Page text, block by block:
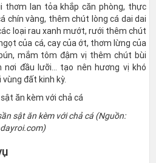
thơm lan tỏa khắp căn phòng, thực
chín vàng, thêm chút lòng cá dai dai
loại rau xanh mướt, rưới thêm chút
của cá, cay của ớt, thơm lừng của
mắm tôm đậm vị thêm chút bùi
nơi đầu lưỡi… tạo nên hương vị khó
đất kinh kỳ.
sật ăn kèm với chả cá (Nguồn: